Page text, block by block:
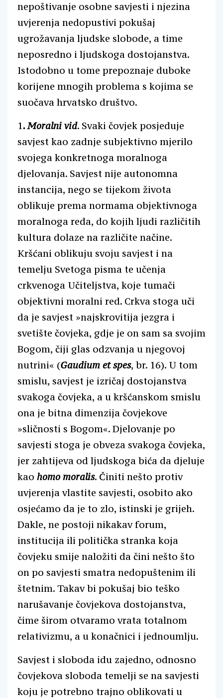
nepoštivanje osobne savjesti i njezina
uvjerenja nedopustivi pokušaj
ugrožavanja ljudske slobode, a time
neposredno i ljudskoga dostojanstva.
Istodobno u tome prepoznaje duboke
korijene mnogih problema s kojima se
suočava hrvatsko društvo.
1. Moralni vid. Svaki čovjek posjeduje
savjest kao zadnje subjektivno mjerilo
svojega konkretnoga moralnoga
djelovanja. Savjest nije autonomna
instancija, nego se tijekom života
oblikuje prema normama objektivnoga
moralnoga reda, do kojih ljudi različitih
kultura dolaze na različite načine.
Kršćani oblikuju svoju savjest i na
temelju Svetoga pisma te učenja
crkvenoga Učiteljstva, koje tumači
objektivni moralni red. Crkva stoga uči
da je savjest »najskrovitija jezgra i
svetište čovjeka, gdje je on sam sa svojim
Bogom, čiji glas odzvanja u njegovoj
nutrini« (Gaudium et spes, br. 16). U tom
smislu, savjest je izričaj dostojanstva
svakoga čovjeka, a u kršćanskom smislu
ona je bitna dimenzija čovjekove
»sličnosti s Bogom«. Djelovanje po
savjesti stoga je obveza svakoga čovjeka,
jer zahtijeva od ljudskoga bića da djeluje
kao homo moralis. Činiti nešto protiv
uvjerenja vlastite savjesti, osobito ako
osjećamo da je to zlo, istinski je grijeh.
Dakle, ne postoji nikakav forum,
institucija ili politička stranka koja
čovjeku smije naložiti da čini nešto što
on po savjesti smatra nedopuštenim ili
štetnim. Takav bi pokušaj bio teško
narušavanje čovjekova dostojanstva,
čime širom otvaramo vrata totalnom
relativizmu, a u konačnici i jednoumlju.
Savjest i sloboda idu zajedno, odnosno
čovjekova sloboda temelji se na savjesti
koju je potrebno trajno oblikovati u